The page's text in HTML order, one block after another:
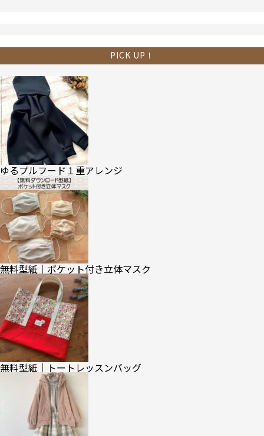
PICK UP！
ゆるプルフード１重アレンジ
無料型紙｜ポケット付き立体マスク
無料型紙｜トートレッスンバッグ